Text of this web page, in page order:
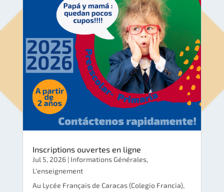
Inscriptions ouvertes en ligne
Jul 5, 2026| Informations Générales,
L'enseignement
Au Lycée Français de Caracas (Colegio Francia),